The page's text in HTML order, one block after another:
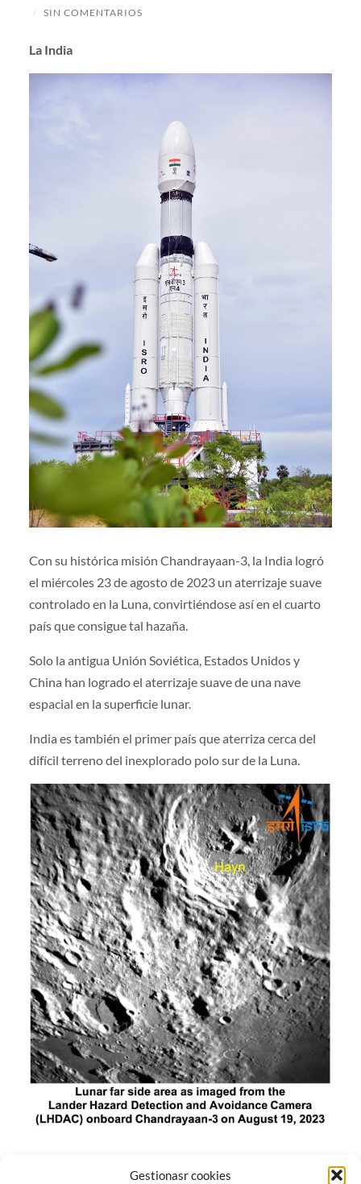
Gestionasr cookies
/ SIN COMENTARIOS
La India
Con su histórica misión Chandrayaan-3, la India logró
el miércoles 23 de agosto de 2023 un aterrizaje suave
controlado en la Luna, convirtiéndose así en el cuarto
país que consigue tal hazaña.
Solo la antigua Unión Soviética, Estados Unidos y
China han logrado el aterrizaje suave de una nave
espacial en la superficie lunar.
India es también el primer país que aterriza cerca del
difícil terreno del inexplorado polo sur de la Luna.